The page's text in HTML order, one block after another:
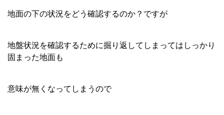
地面の下の状況をどう確認するのか？ですが
地盤状況を確認するために掘り返してしまってはしっかり
固まった地面も
意味が無くなってしまうので